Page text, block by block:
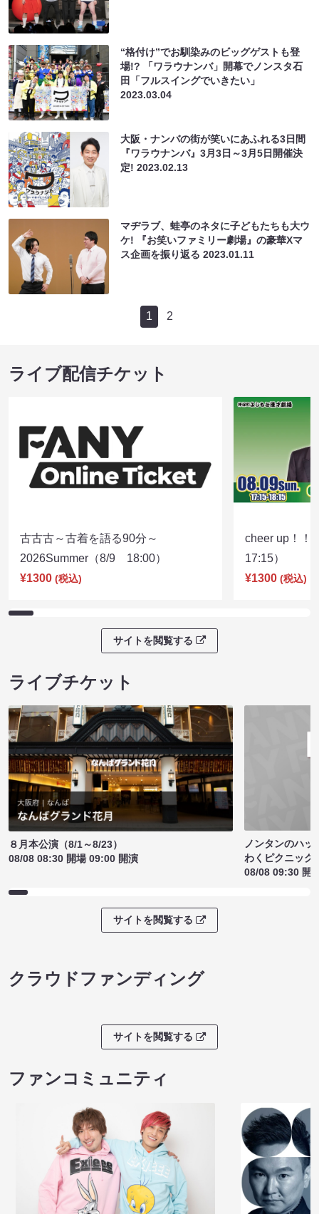
“格付け”でお馴染みのビッグゲストも登
場!? 「ワラウナンバ」開幕でノンスタ石
田「フルスイングでいきたい」
2023.03.04
大阪・ナンバの街が笑いにあふれる3日間
『ワラウナンバ』3月3日～3月5日開催決
定!2023.02.13
マヂラブ、蛙亭のネタに子どもたちも大ウ
ケ! 『お笑いファミリー劇場』の豪華Xマ
ス企画を振り返る2023.01.11
1 2
ライブ配信チケット
古古古～古着を語る90分～
2026Summer（8/9 18:00）
¥1300 (税込)
cheer up！
17:15）
¥1300 (税込)
サイトを閲覧する
ライブチケット
８月本公演（8/1～8/23）
08/08 08:30 開場 09:00 開演
ノンタンのハッ
わくピクニック
08/08 09:30 開
サイトを閲覧する
クラウドファンディング
サイトを閲覧する
ファンコミュニティ